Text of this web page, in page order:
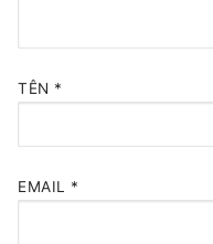
VOIP GATEWAY
FXO VoIP Gateway
TÊN *
EMAIL *